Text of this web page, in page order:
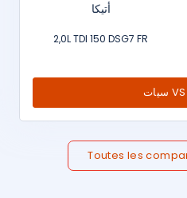
أتيكا
2,0L TDI 150 DSG7 FR
Toutes les